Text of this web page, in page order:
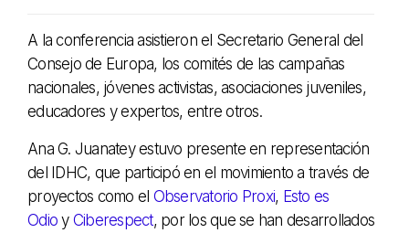
A la conferencia asistieron el Secretario General del
Consejo de Europa, los comités de las campañas
nacionales, jóvenes activistas, asociaciones juveniles,
educadores y expertos, entre otros.
Ana G. Juanatey estuvo presente en representación
del IDHC, que participó en el movimiento a través de
proyectos como el Observatorio Proxi, Esto es
Odio y Ciberespect, por los que se han desarrollados